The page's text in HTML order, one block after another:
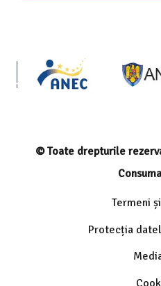
© Toate drepturile
Termeni
Protecția